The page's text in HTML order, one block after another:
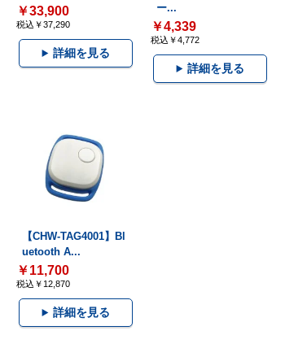
￥33,900
税込￥37,290
詳細を見る
ー...
￥4,339
税込￥4,772
詳細を見る
【CHW-TAG4001】Bl
uetooth A...
￥11,700
税込￥12,870
詳細を見る